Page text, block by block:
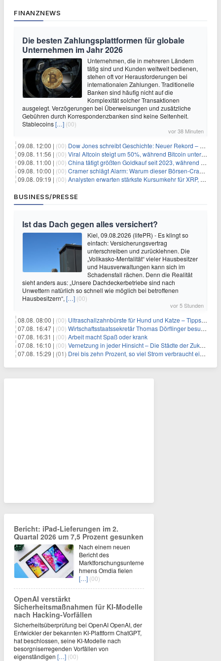
FINANZNEWS
Die besten Zahlungsplattformen für globale
Unternehmen im Jahr 2026
Unternehmen, die in mehreren Ländern
tätig sind und Kunden weltweit bedienen,
stehen oft vor Herausforderungen bei
internationalen Zahlungen. Traditionelle
Banken sind häufig nicht auf die
Komplexität solcher Transaktionen
ausgelegt. Verzögerungen bei Überweisungen und zusätzliche
Gebühren durch Korrespondenzbanken sind keine Seltenheit.
Stablecoins[…] (00)
vor 38 Minuten
09.08. 12:00 | (00) Dow Jones schreibt Geschichte: Neuer Rekord – und Amazon knackt die nächste Billionen-Marke
09.08. 11:56 | (00) Viral Altcoin steigt um 50%, während Bitcoin unter $65.000 fällt
09.08. 11:00 | (00) China tätigt größten Goldkauf seit 2023, während Goldpreis um 8% steigt
09.08. 10:00 | (00) Cramer schlägt Alarm: Warum dieser Börsen-Crash die beste Einstiegschance seit Monaten ist
09.08. 09:19 | (00) Analysten erwarten stärkste Kursumkehr für XRP, während Polymarket skeptisch bleibt
BUSINESS/PRESSE
Ist das Dach gegen alles versichert?
Kiel, 09.08.2026 (lifePR) - Es klingt so
einfach: Versicherungsvertrag
unterschreiben und zurücklehnen. Die
„Vollkasko-Mentalität“ vieler Hausbesitzer
und Hausverwaltungen kann sich im
Schadensfall rächen. Denn die Realität
sieht anders aus: „Unsere Dachdeckerbetriebe sind nach
Unwettern natürlich so schnell wie möglich bei betroffenen
Hausbesitzern“, […] (00)
vor 5 Stunden
08.08. 08:00 | (00) Ultraschallzahnbürste für Hund und Katze – Tipps zur erfolgreichen Eingewöhnung
07.08. 16:47 | (00) Wirtschaftsstaatssekretär Thomas Dörflinger besucht Handwerksbetrieb im Kammerbezirk Freiburg
07.08. 16:31 | (00) Arbeit macht Spaß oder krank
07.08. 16:10 | (00) Vernetzung in jeder Hinsicht – Die Städte der Zukunft sind grün-blau
07.08. 15:29 | (01) Drei bis zehn Prozent, so viel Strom verbraucht ein Aufzug im Gebäude
Bericht: iPad-Lieferungen im 2.
Quartal 2026 um 7,5 Prozent gesunken
Nach einem neuen
Bericht des
Marktforschungsunterne
hmens Omdia fielen
[…] (00)
OpenAI verstärkt
Sicherheitsmaßnahmen für KI-Modelle
nach Hacking-Vorfällen
Sicherheitsüberprüfung bei OpenAI OpenAI, der
Entwickler der bekannten KI-Plattform ChatGPT,
hat beschlossen, seine KI-Modelle nach
besorgniserregenden Vorfällen von
eigenständigen […] (00)